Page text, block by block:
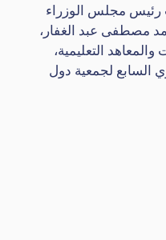
رئيس مجلس الوزراء
مصطفى عبد الغفار،
التعليمية،
السابع لجمعية دول